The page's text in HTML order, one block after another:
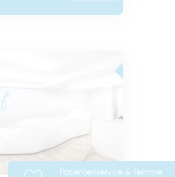
Patientenservice & Termine